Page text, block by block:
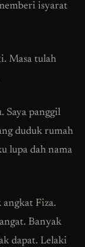
isyarat
Masa tulah
Saya panggil
duduk rumah
lupa dah nama
angkat Fiza.
Banyak
dapat. Lelaki